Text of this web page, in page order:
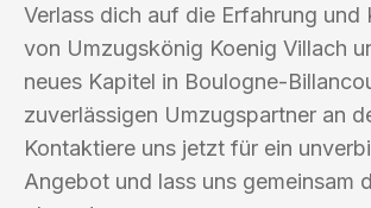
Verlass dich auf die Erfahrung und
von Umzugskönig Koenig Villach
neues Kapitel in Boulogne-
zuverlässigen Umzugspartner an
Kontaktiere uns jetzt für ein
Angebot und lass uns gemeinsam